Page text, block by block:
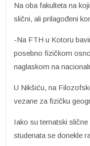
Na oba fakulteta na
slični, ali prilagođeni
-Na FTH u Kotoru
posebno fizičkom
naglaskom na
U Nikšiću, na
vezane za fizičku
Iako su tematski
studenata se donekle